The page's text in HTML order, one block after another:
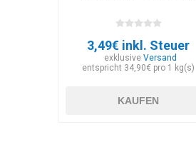
3,49€ inkl. Steuer
exklusive Versand
entspricht 34,90€ pro 1 kg(s)
KAUFEN